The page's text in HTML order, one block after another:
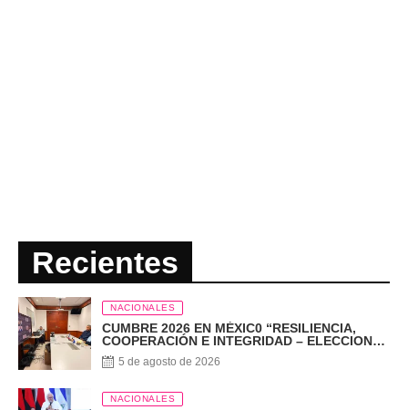
Recientes
NACIONALES
CUMBRE 2026 EN MÉXIC0 “RESILIENCIA,
COOPERACIÓN E INTEGRIDAD – ELECCIONES
EN EL SIGLO XXI”
5 de agosto de 2026
NACIONALES